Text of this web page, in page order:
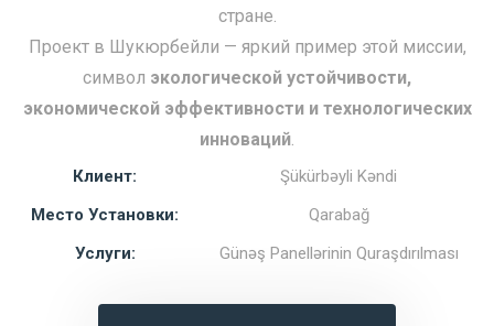
стране.
Проект в Шукюрбейли — яркий пример этой миссии,
символ экологической устойчивости,
экономической эффективности и технологических
инноваций.
Клиент:
Şükürbəyli Kəndi
Место Установки:
Qarabağ
Услуги:
Günəş Panellərinin Quraşdırılması